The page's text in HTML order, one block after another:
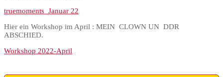
truemoments_Januar 22
Hier ein Workshop im April : MEIN CLOWN UN DDR
ABSCHIED.
Workshop 2022-April